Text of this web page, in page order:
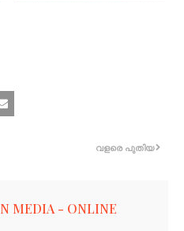
വളരെ പുതിയ
N MEDIA - ONLINE